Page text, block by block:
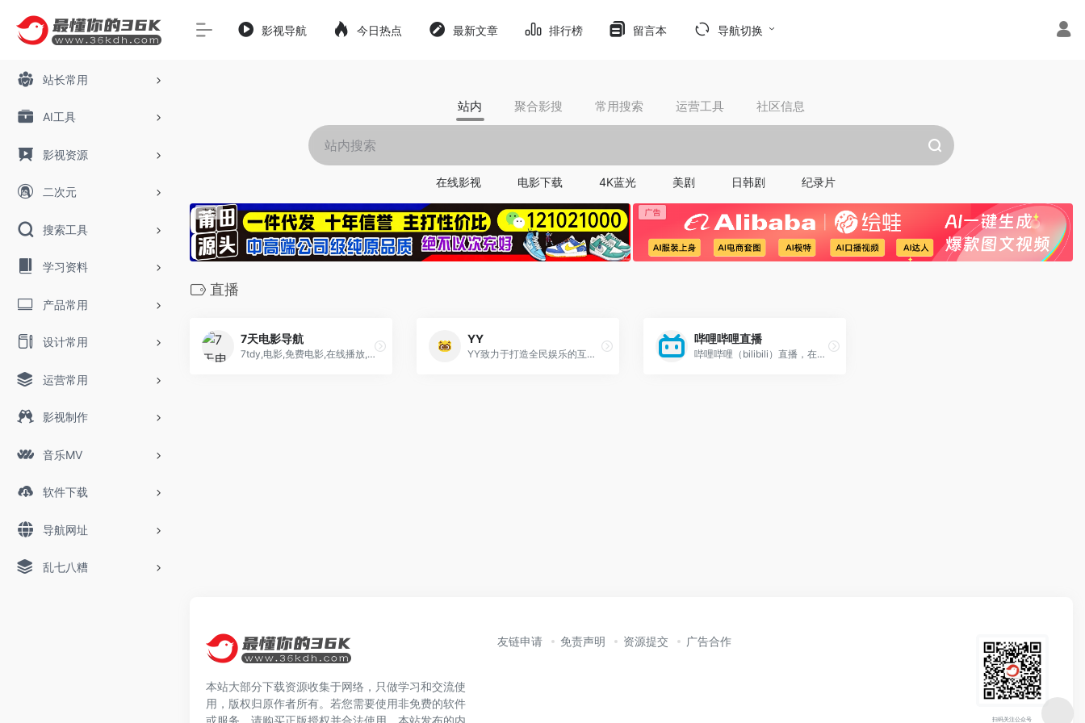
站长常用
AI工具
影视资源
二次元
搜索工具
学习资料
产品常用
设计常用
运营常用
影视制作
音乐MV
软件下载
导航网址
乱七八糟
影视导航 今日热点 最新文章 排行榜 留言本 导航切换
站内 聚合影搜 常用搜索 运营工具 社区信息
在线影视 电影下载 4K蓝光 美剧 日韩剧 纪录片
直播
7天电影导航
7tdy,电影,免费电影,在线播放,久久视频,主播视频,直播
YY
YY致力于打造全民娱乐的互动直播平台，以多样的美女互动、优质的直播内容、极致的互动体验，满足用户音乐、舞蹈、户外等直播及绝地求生、王者荣耀等热门游戏直播的观看需求。
哔哩哔哩直播
哔哩哔哩（bilibili）直播，在这里看见最年轻的生活方式，学习、游戏、电竞、宅舞、唱见、绘画、美食等等应有尽有，快来捕捉你最喜欢的up主最真实的一面吧！
本站大部分下载资源收集于网络，只做学习和交流使
用，版权归原作者所有。若您需要使用非免费的软件
或服务，请购买正版授权并合法使用。本站发布的内
友链申请 免责声明 资源提交 广告合作
扫码关注公众号